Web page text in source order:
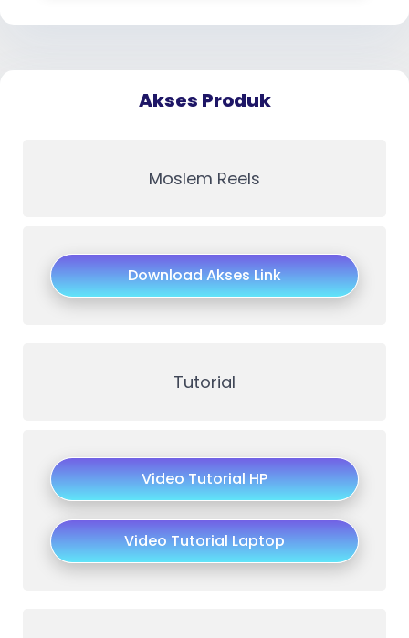
Akses Produk
Moslem Reels
Download Akses Link
Tutorial
Video Tutorial HP
Video Tutorial Laptop